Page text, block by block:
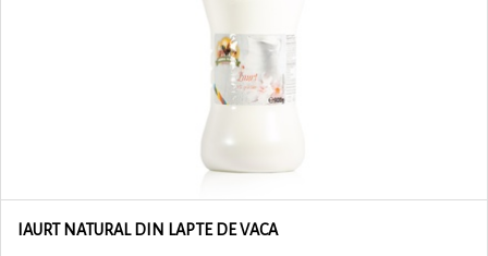
IAURT NATURAL DIN LAPTE DE VACA